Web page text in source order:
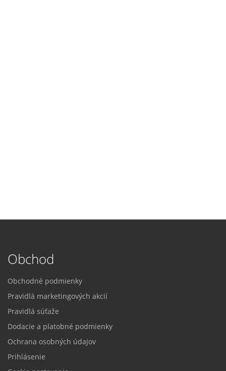
Obchod
Obchodné podmienky
Pravidlá marketingových akcií
Pravidlá súťaže
Dodacie a platobné podmienky
Ochrana osobných údajov
Prihlásenie